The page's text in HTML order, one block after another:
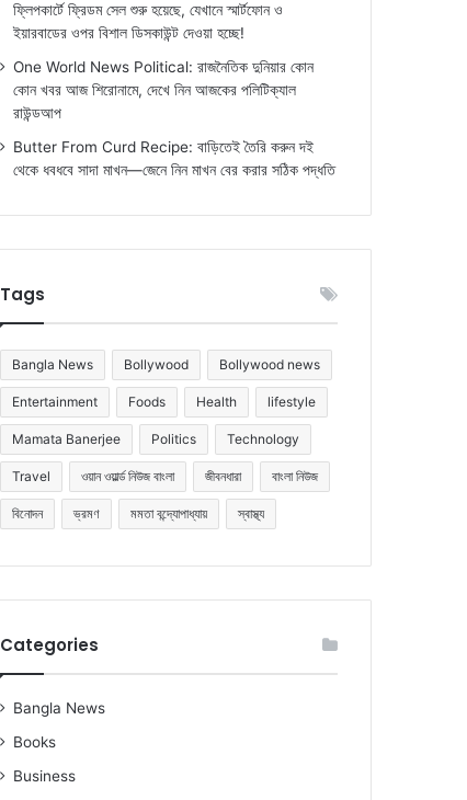
ফ্লিপকার্টে ফ্রিডম সেল শুরু হয়েছে, যেখানে স্মার্টফোন ও
ইয়ারবাডের ওপর বিশাল ডিসকাউন্ট দেওয়া হচ্ছে!
One World News Political: রাজনৈতিক দুনিয়ার কোন
কোন খবর আজ শিরোনামে, দেখে নিন আজকের পলিটিক্যাল
রাউন্ডআপ
Butter From Curd Recipe: বাড়িতেই তৈরি করুন দই
থেকে ধবধবে সাদা মাখন—জেনে নিন মাখন বের করার সঠিক পদ্ধতি
Tags
Bangla News Bollywood Bollywood news
Entertainment Foods Health lifestyle
Mamata Banerjee Politics Technology
Travel ওয়ান ওয়ার্ল্ড নিউজ বাংলা জীবনধারা বাংলা নিউজ
বিনোদন ভ্রমণ মমতা বন্দ্যোপাধ্যায় স্বাস্থ্য
Categories
Bangla News
Books
Business